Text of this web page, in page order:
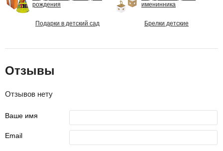
рождения
именинника
Подарки в детский сад Брелки детские
Отзывы
Отзывов нету
Ваше имя
Email